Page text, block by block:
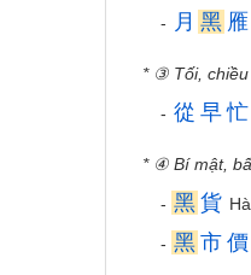
- 月 黑 雁
* ③ Tối, chiều
- 從 早 忙
* ④ Bí mật,
- 黑 貨
- 黑 市 價